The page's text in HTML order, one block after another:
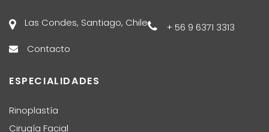
Las Condes, Santiago, Chile
+ 56 9 6371 3313
Contacto
ESPECIALIDADES
Rinoplastía
Cirugía Facial